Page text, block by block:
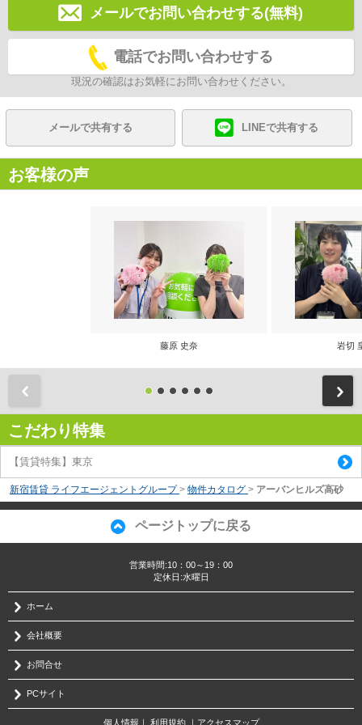
メールでお問い合わせする(無料)
電話でお問い合わせする
現況の確認はお気軽にお問い合わせください。
メールで共有する LINEで共有する
お客様の声
藤原 史奈 岩切
こだわり特集
【賃貸特集】東京
新宿賃貸 ライフエージェントグループ > 物件カタログ > アーバンヒルズ高砂
ページトップに戻る
営業時間:10：00～19：00
定休日:水曜日
ホーム
会社概要
お問合せ
PCサイト
個人情報 利用規約｜ アクセスマップ